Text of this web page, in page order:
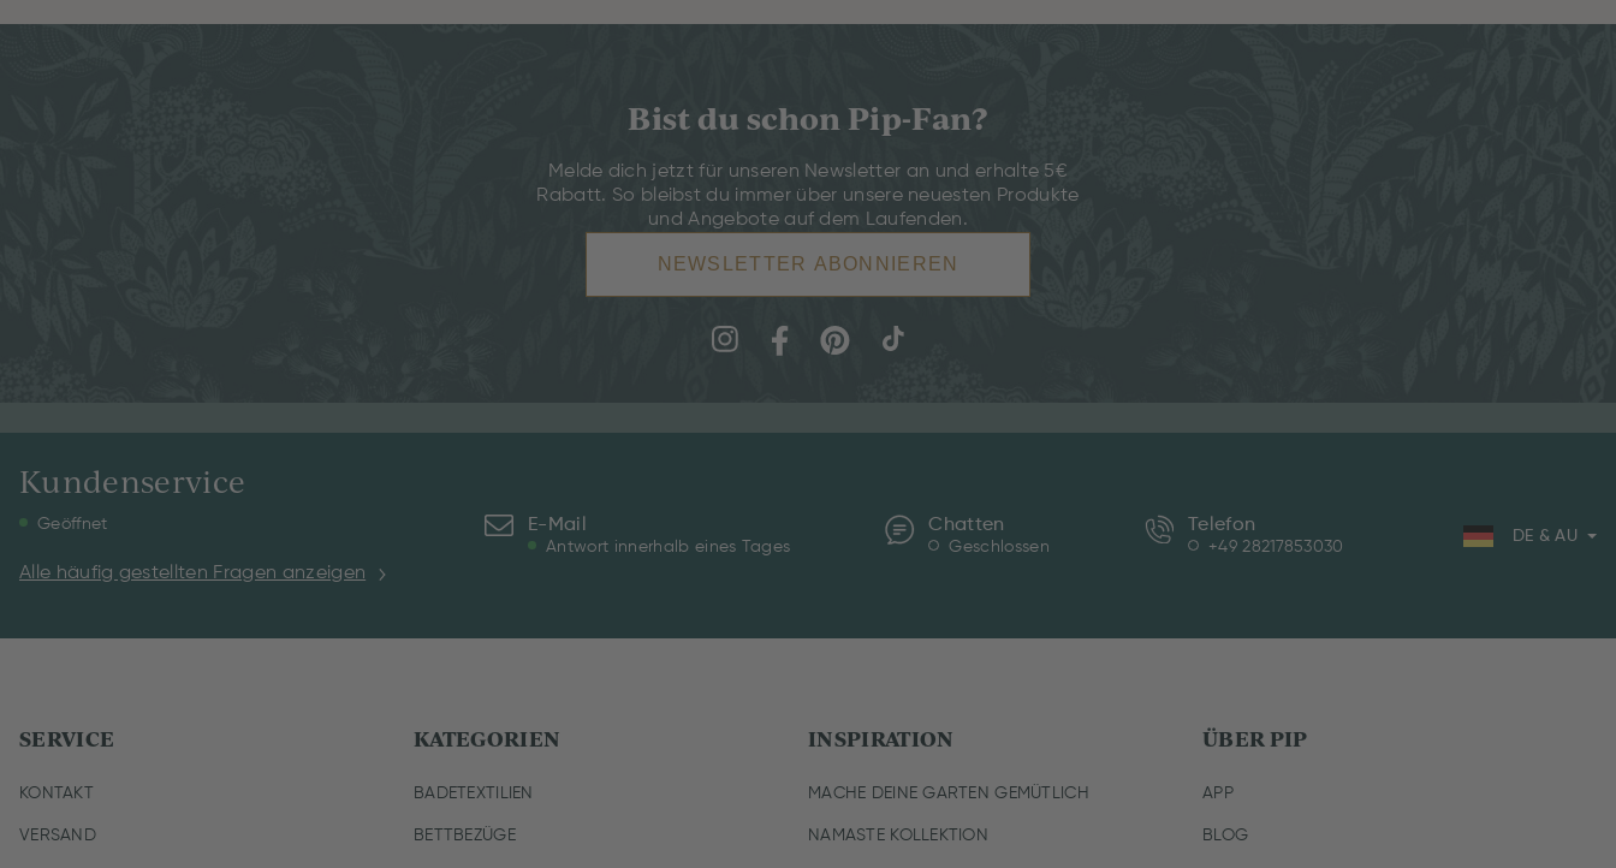
Bist du schon Pip-Fan?
Melde dich jetzt für unseren Newsletter an und erhalte 5€
Rabatt. So bleibst du immer über unsere neuesten Produkte
und Angebote auf dem Laufenden.
NEWSLETTER ABONNIEREN
Kundenservice
Geöffnet
Alle häufig gestellten Fragen anzeigen
E-Mail
Antwort innerhalb eines Tages
Chatten
Geschlossen
Telefon
+49 28217853030
DE & AU
SERVICE
KONTAKT
VERSAND
KATEGORIEN
BADETEXTILIEN
BETTBEZÜGE
INSPIRATION
MACHE DEINE GARTEN GEMÜTLICH
NAMASTE KOLLEKTION
ÜBER PIP
APP
BLOG